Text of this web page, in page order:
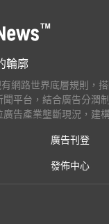
輪廓
網路世界底層規則，
平台，結合廣告分潤
告產業壟斷現況，建
廣告刊登
發佈中心